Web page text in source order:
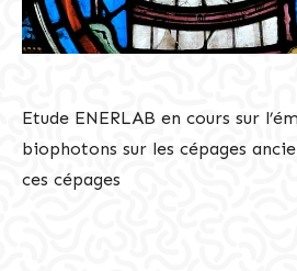
Etude ENERLAB en cours sur
biophotons sur les cépages
ces cépages